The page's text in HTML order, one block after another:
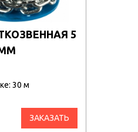
5
30 м
ЗАКАЗАТЬ